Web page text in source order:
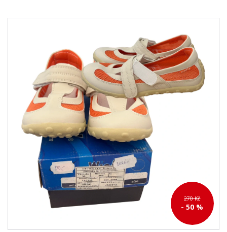
270 Kč
- 50 %